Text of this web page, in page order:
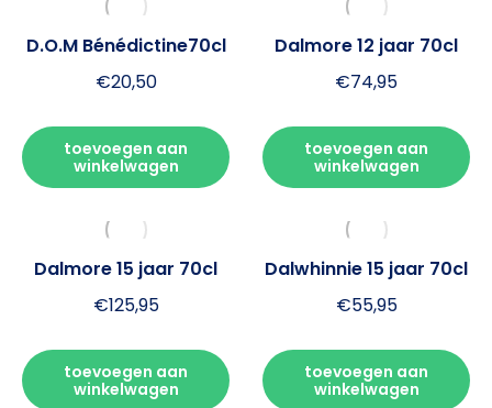
D.O.M Bénédictine70cl
€20,50
toevoegen aan
winkelwagen
Dalmore 12 jaar 70cl
€74,95
toevoegen aan
winkelwagen
Dalmore 15 jaar 70cl
€125,95
toevoegen aan
winkelwagen
Dalwhinnie 15 jaar 70cl
€55,95
toevoegen aan
winkelwagen